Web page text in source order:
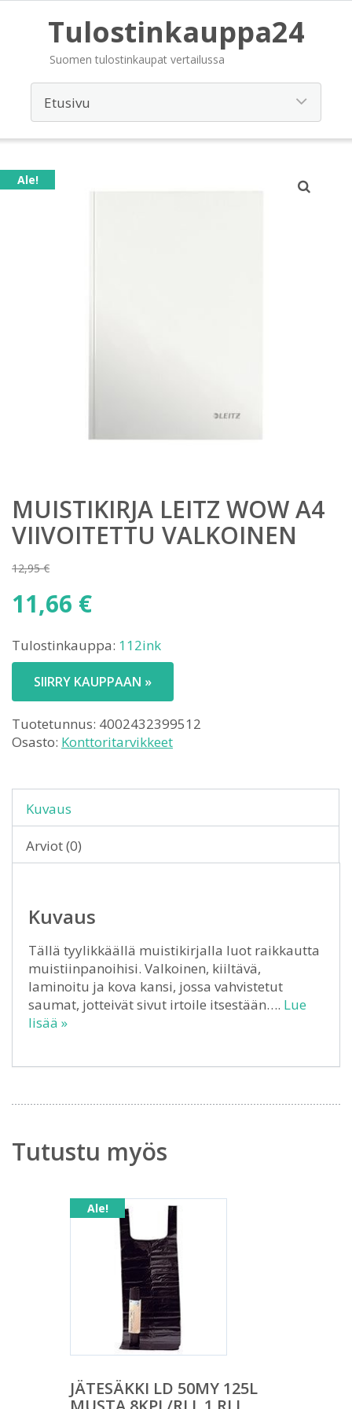
Tulostinkauppa24
Suomen tulostinkaupat vertailussa
Ale!
MUISTIKIRJA LEITZ WOW A4
VIIVOITETTU VALKOINEN
12,95€
Alkuperäinen
hinta
12,95 €.
11,66 €
hinta
on:
11,66 €.
Tulostinkauppa: 112ink
SIIRRY KAUPPAAN »
Tuotetunnus: 4002432399512
Osasto: Konttoritarvikkeet
Kuvaus
Arviot (0)
Kuvaus
Tällä tyylikkäällä muistikirjalla luot raikkautta
muistiinpanoihisi. Valkoinen, kiiltävä,
laminoitu ja kova kansi, jossa vahvistetut
saumat, jotteivät sivut irtoile itsestään…. Lue
lisää »
Tutustu myös
Ale!
JÄTESÄKKI LD 50MY 125L